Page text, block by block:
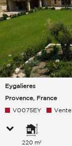
Eygalieres
Provence, France
V0075EY Vente
220 m²